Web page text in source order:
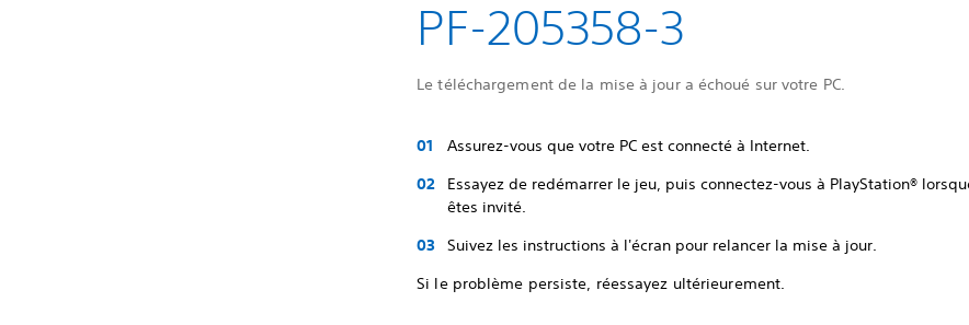
PF-205358-3
Le téléchargement de la mise à jour a échoué sur votre PC.
Assurez-vous que votre PC est connecté à Internet.
Essayez de redémarrer le jeu, puis connectez-vous à PlayStation®
êtes invité.
Suivez les instructions à l'écran pour relancer la mise à jour.
Si le problème persiste, réessayez ultérieurement.